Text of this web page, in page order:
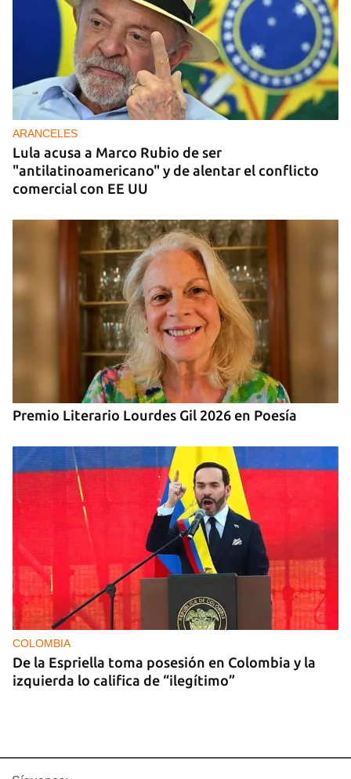
DONACIONES
China entrega otros 5.000 sistemas fotovoltaicos
para zonas rurales de Cuba
ARANCELES
Lula acusa a Marco Rubio de ser
"antilatinoamericano" y de alentar el conflicto
comercial con EE UU
Premio Literario Lourdes Gil 2026 en Poesía
COLOMBIA
De la Espriella toma posesión en Colombia y la
izquierda lo califica de “ilegítimo”